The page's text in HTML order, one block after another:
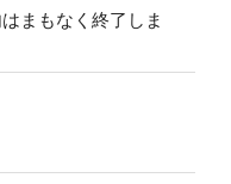
まもなく終了しま